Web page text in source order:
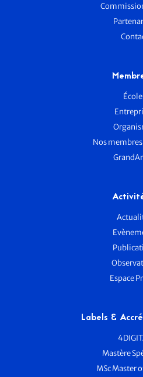
Nos
Espace
Labels &
Mastère
MSc Master